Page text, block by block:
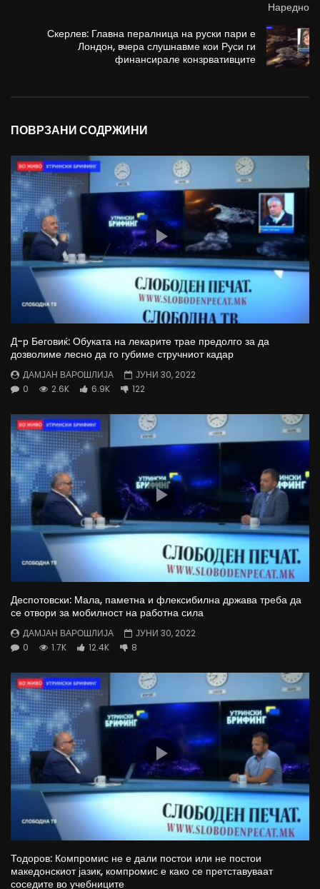
Наредно
Скерлев: Главна пералница на руски пари е
Лондон, вчера слушнавме кои Руси ги
финансирале конзрвативците
ПОВРЗАНИ СОДРЖИНИ
Д-р Беговиќ: Обуката на лекарите трае предолго за да
дозволиме лесно да го губиме стручниот кадар
ДАМЈАН ВАРОШЛИЈА
ЈУНИ 30, 2022
0
2.6K 6.9K 122
Деспотовски: Мала, паметна и флексибилна држава треба да
се отвори за мобилност на работна сила
ДАМЈАН ВАРОШЛИЈА
ЈУНИ 30, 2022
0
1.7K 12.4K 8
Тодоров: Компромис не е дали постои или не постои
македонскиот јазик, компромис е како се претставуваат
соседите во учебниците